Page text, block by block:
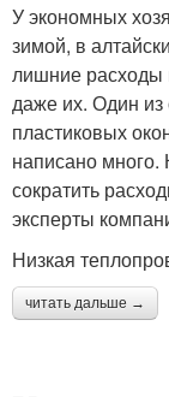
У экономных
зимой, в
лишние расходы
даже их. Один из
пластиковых
написано
сократить
эксперты
Низкая
читать дальше →